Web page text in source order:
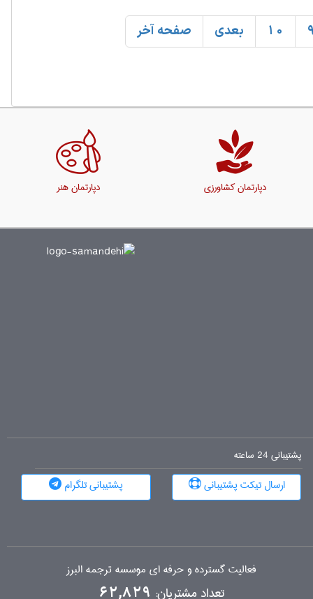
9
10 بعدی صفحه آخر
دپارتمان کشاورزی دپارتمان هنر
پشتیبانی 24 ساعته
ارسال تیکت پشتیبانی
پشتیبانی تلگرام
فعالیت گسترده و حرفه ای موسسه ترجمه البرز
تعداد مشتریان: 62,829